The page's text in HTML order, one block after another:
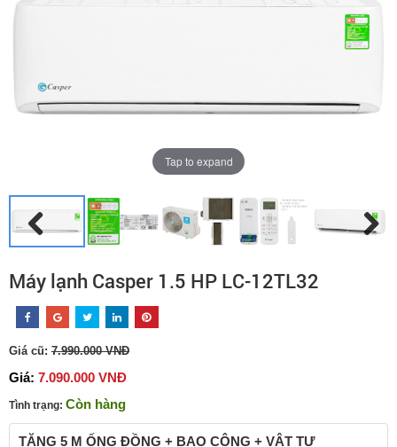
Tap to expand
Máy lạnh Casper 1.5 HP LC-12TL32
Giá cũ: 7.990.000 VNĐ
Giá: 7.090.000 VNĐ
Tình trạng: Còn hàng
TẶNG 5 M ỐNG ĐỒNG + BAO CÔNG + VẬT TƯ